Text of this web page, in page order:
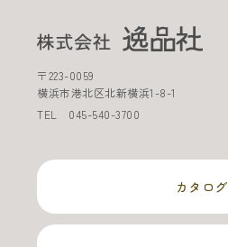
〒223-0059
横浜市港北区北新横浜1-8-1
TEL 045-540-3700
カタログ